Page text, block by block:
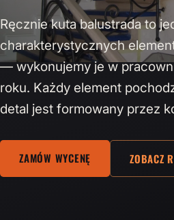
Ręcznie kuta balustrada to
charakterystycznych
— wykonujemy je w pracowni
roku. Każdy element
detal jest formowany przez
ZAMÓW WYCENĘ ZOBACZ